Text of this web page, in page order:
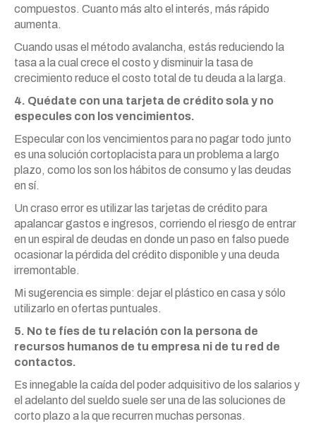
compuestos. Cuanto más alto el interés, más rápido
aumenta.
Cuando usas el método avalancha, estás reduciendo la
tasa a la cual crece el costo y disminuir la tasa de
crecimiento reduce el costo total de tu deuda a la larga.
4. Quédate con una tarjeta de crédito sola y no
especules con los vencimientos.
Especular con los vencimientos para no pagar todo junto
es una solución cortoplacista para un problema a largo
plazo, como los son los hábitos de consumo y las deudas
en sí.
Un craso error es utilizar las tarjetas de crédito para
apalancar gastos e ingresos, corriendo el riesgo de entrar
en un espiral de deudas en donde un paso en falso puede
ocasionar la pérdida del crédito disponible y una deuda
irremontable.
Mi sugerencia es simple: dejar el plástico en casa y sólo
utilizarlo en ofertas puntuales.
5. No te fíes de tu relación con la persona de
recursos humanos de tu empresa ni de tu red de
contactos.
Es innegable la caída del poder adquisitivo de los salarios y
el adelanto del sueldo suele ser una de las soluciones de
corto plazo a la que recurren muchas personas.